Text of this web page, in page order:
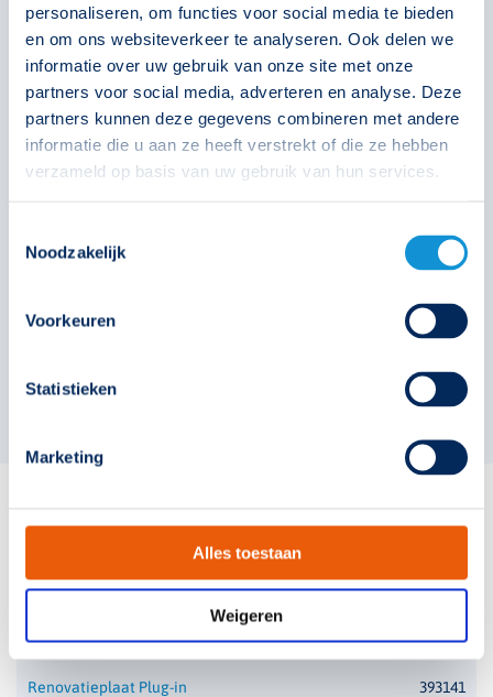
personaliseren, om functies voor social media te bieden
en om ons websiteverkeer te analyseren. Ook delen we
informatie over uw gebruik van onze site met onze
partners voor social media, adverteren en analyse. Deze
partners kunnen deze gegevens combineren met andere
informatie die u aan ze heeft verstrekt of die ze hebben
verzameld op basis van uw gebruik van hun services.
Noodzakelijk
Voorkeuren
Statistieken
Marketing
Alles toestaan
Weigeren
Autonomie 1 uur
Klasse II
Armatuureigenschap Compact
lichtstroom 190 lm
Accuset 3AA (grootverpakking)
€ 31,65
Bijbehorende accessoires
CELO CS pendelset 75cm 392015
Renovatieplaat Plug-in 393141